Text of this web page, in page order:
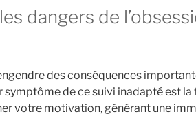
dangers de
des conséquences
de ce suivi inadapté est
votre motivation, générant une